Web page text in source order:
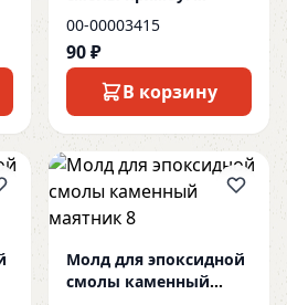
3.5х2.5см (1шт.)
00-00003415
90 ₽
В корзину
Молд для эпоксидной
смолы каменный